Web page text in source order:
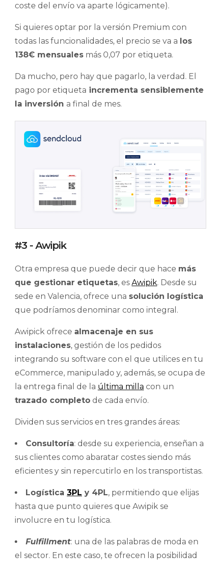
coste del envío va aparte lógicamente).
Si quieres optar por la versión Premium con
todas las funcionalidades, el precio se va a los
138€ mensuales más 0,07 por etiqueta.
Da mucho, pero hay que pagarlo, la verdad. El
pago por etiqueta incrementa sensiblemente
la inversión a final de mes.
#3 - Awipik
Otra empresa que puede decir que hace más
que gestionar etiquetas, es Awipik. Desde su
sede en Valencia, ofrece una solución logística
que podríamos denominar como integral.
Awipick ofrece almacenaje en sus
instalaciones, gestión de los pedidos
integrando su software con el que utilices en tu
eCommerce, manipulado y, además, se ocupa de
la entrega final de la última milla con un
trazado completo de cada envío.
Dividen sus servicios en tres grandes áreas:
Consultoría: desde su experiencia, enseñan a
sus clientes como abaratar costes siendo más
eficientes y sin repercutirlo en los transportistas.
Logística 3PL y 4PL, permitiendo que elijas
hasta que punto quieres que Awipik se
involucre en tu logística.
Fulfillment: una de las palabras de moda en
el sector. En este caso, te ofrecen la posibilidad